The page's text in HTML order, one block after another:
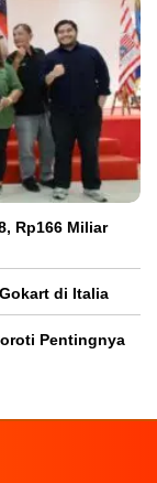
Rp166 Miliar
di Italia
Pentingnya